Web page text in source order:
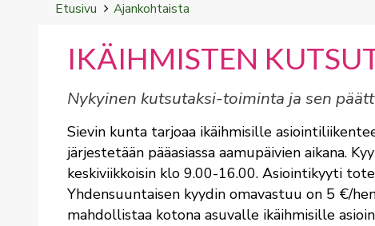
Breadcrumbs
You
here:
Etusivu Ajankohtaista
IKÄIHMISTEN
Nykyinen kutsutaksi-toiminta ja sen
Sievin kunta tarjoaa ikäihmisille
järjestetään pääasiassa aamupäivien aikana.
keskiviikkoisin klo 9.00-16.00. Asiointikyyti
Yhdensuuntaisen kyydin omavastuu on 5 €/
mahdollistaa kotona asuvalle ikäihmisille